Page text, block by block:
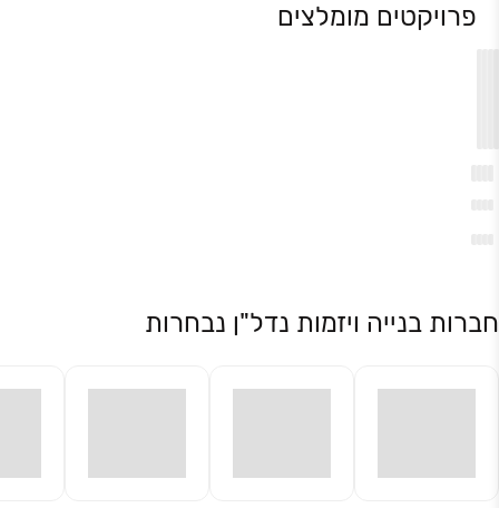
פרויקטים מומלצים
חברות בנייה ויזמות נדל"ן נבחרות